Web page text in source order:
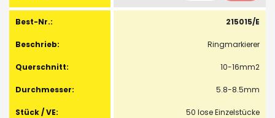
215015/E
Ringmarkierer
10-16mm2
5.8-8.5mm
50 lose Einzelstücke